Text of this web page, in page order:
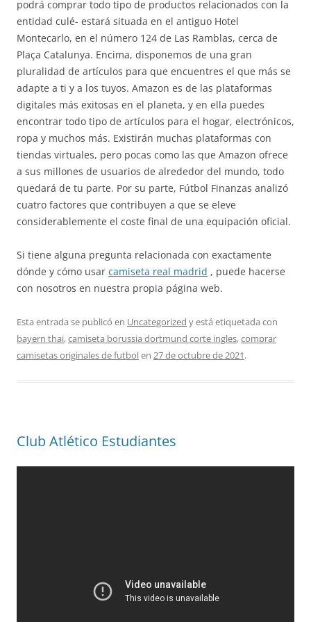
podrá comprar todo tipo de productos relacionados con la
entidad culé- estará situada en el antiguo Hotel
Montecarlo, en el número 124 de Las Ramblas, cerca de
Plaça Catalunya. Encima, disponemos de una gran
pluralidad de artículos para que encuentres el que más se
adapte a ti y a los tuyos. Amazon es de las plataformas
digitales más exitosas en el planeta, y en ella puedes
encontrar todo tipo de artículos para el hogar, electrónicos,
ropa y muchos más. Existirán muchas plataformas con
tiendas virtuales, pero pocas como las que Amazon ofrece
a sus millones de usuarios de alrededor del mundo, todo
quedará de tu parte. Por su parte, Fútbol Finanzas analizó
cuatro factores que contribuyen a que se eleve
considerablemente el coste final de una equipación oficial.
Si tiene alguna pregunta relacionada con exactamente
dónde y cómo usar camiseta real madrid , puede hacerse
con nosotros en nuestra propia página web.
Esta entrada se publicó en Uncategorized y está etiquetada con
bayern thai,camiseta borussia dortmund corte ingles,comprar
camisetas originales de futbolen 27 de octubre de 2021.
Club Atlético Estudiantes